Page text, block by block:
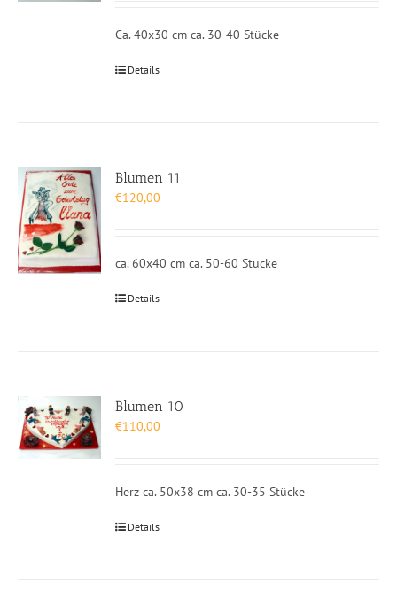
Ca. 40x30 cm ca. 30-40 Stücke
Details
Blumen 11
€120,00
ca. 60x40 cm ca. 50-60 Stücke
Details
Blumen 10
€110,00
Herz ca. 50x38 cm ca. 30-35 Stücke
Details